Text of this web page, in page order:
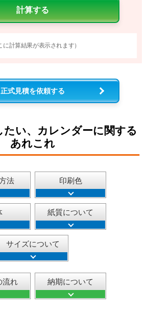
に計算結果が表示されます）
正式見積を依頼する
たい、カレンダーに関する
あれこれ
法 印刷色
紙質について
サイズについて
流れ 納期について